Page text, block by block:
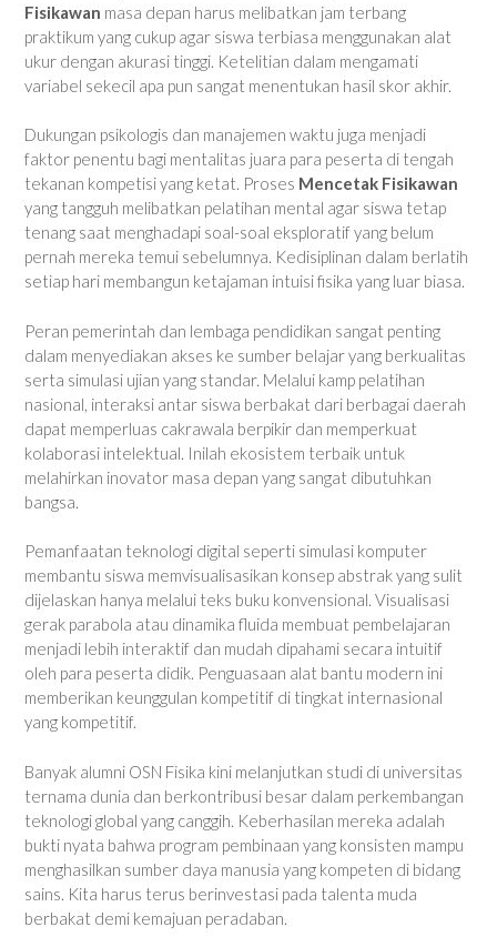
Fisikawan masa depan harus melibatkan jam terbang
praktikum yang cukup agar siswa terbiasa menggunakan alat
ukur dengan akurasi tinggi. Ketelitian dalam mengamati
variabel sekecil apa pun sangat menentukan hasil skor akhir.
Dukungan psikologis dan manajemen waktu juga menjadi
faktor penentu bagi mentalitas juara para peserta di tengah
tekanan kompetisi yang ketat. Proses Mencetak Fisikawan
yang tangguh melibatkan pelatihan mental agar siswa tetap
tenang saat menghadapi soal-soal eksploratif yang belum
pernah mereka temui sebelumnya. Kedisiplinan dalam berlatih
setiap hari membangun ketajaman intuisi fisika yang luar biasa.
Peran pemerintah dan lembaga pendidikan sangat penting
dalam menyediakan akses ke sumber belajar yang berkualitas
serta simulasi ujian yang standar. Melalui kamp pelatihan
nasional, interaksi antar siswa berbakat dari berbagai daerah
dapat memperluas cakrawala berpikir dan memperkuat
kolaborasi intelektual. Inilah ekosistem terbaik untuk
melahirkan inovator masa depan yang sangat dibutuhkan
bangsa.
Pemanfaatan teknologi digital seperti simulasi komputer
membantu siswa memvisualisasikan konsep abstrak yang sulit
dijelaskan hanya melalui teks buku konvensional. Visualisasi
gerak parabola atau dinamika fluida membuat pembelajaran
menjadi lebih interaktif dan mudah dipahami secara intuitif
oleh para peserta didik. Penguasaan alat bantu modern ini
memberikan keunggulan kompetitif di tingkat internasional
yang kompetitif.
Banyak alumni OSN Fisika kini melanjutkan studi di universitas
ternama dunia dan berkontribusi besar dalam perkembangan
teknologi global yang canggih. Keberhasilan mereka adalah
bukti nyata bahwa program pembinaan yang konsisten mampu
menghasilkan sumber daya manusia yang kompeten di bidang
sains. Kita harus terus berinvestasi pada talenta muda
berbakat demi kemajuan peradaban.